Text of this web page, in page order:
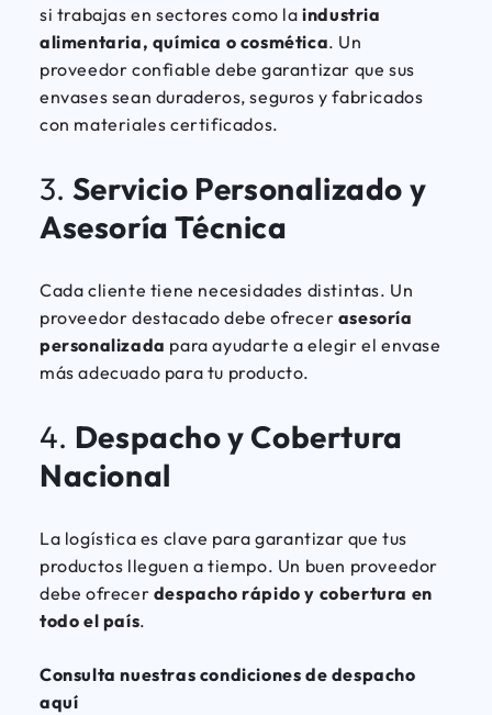
si trabajas en sectores como laindustria
alimentaria, química o cosmética. Un
proveedor confiable debe garantizar que sus
envases sean duraderos, seguros y fabricados
con materiales certificados.
3. Servicio Personalizado y
Asesoría Técnica
Cada cliente tiene necesidades distintas. Un
proveedor destacado debe ofrecer asesoría
personalizada para ayudarte a elegir el envase
más adecuado para tu producto.
4. Despacho y Cobertura
Nacional
La logística es clave para garantizar que tus
productos lleguen a tiempo. Un buen proveedor
debe ofrecer despacho rápido y cobertura en
todo el país.
Consulta nuestras condiciones de despacho
aquí